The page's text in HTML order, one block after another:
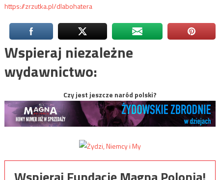
https://zrzutka.pl/dlabohatera
Wspieraj niezależne
wydawnictwo:
Czy jest jeszcze naród polski?